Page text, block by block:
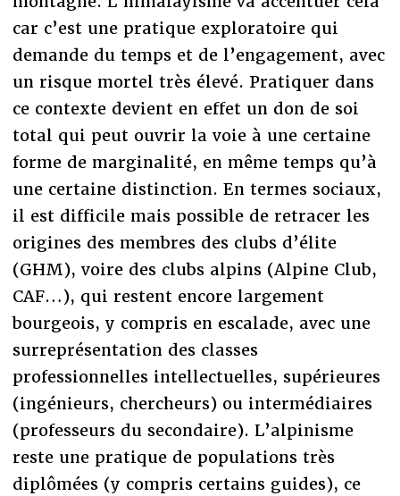
car c’est une pratique exploratoire qui
demande du temps et de l’engagement, avec
un risque mortel très élevé. Pratiquer dans
ce contexte devient en effet un don de soi
total qui peut ouvrir la voie à une certaine
forme de marginalité, en même temps qu’à
une certaine distinction. En termes sociaux,
il est difficile mais possible de retracer les
origines des membres des clubs d’élite
(GHM), voire des clubs alpins (Alpine Club,
CAF…), qui restent encore largement
bourgeois, y compris en escalade, avec une
surreprésentation des classes
professionnelles intellectuelles, supérieures
(ingénieurs, chercheurs) ou intermédiaires
(professeurs du secondaire). L’alpinisme
reste une pratique de populations très
diplômées (y compris certains guides), ce